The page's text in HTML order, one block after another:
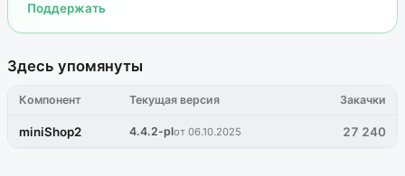
Поддержать
Здесь упомянуты
Компонент Текущая версия Закачки
miniShop2 4.4.2-plот 06.10.2025 27 240